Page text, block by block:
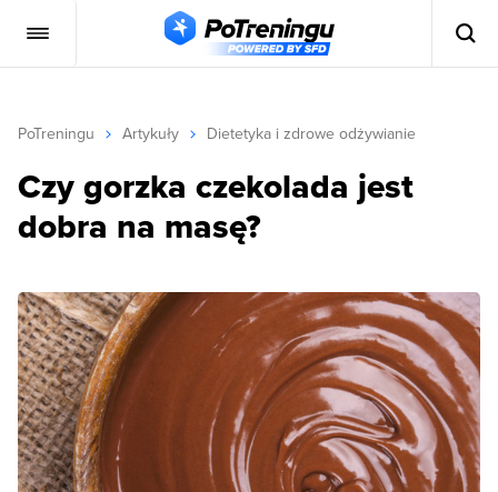
PoTreningu Artykuły Dietetyka i zdrowe odżywianie
Czy gorzka czekolada jest
dobra na masę?